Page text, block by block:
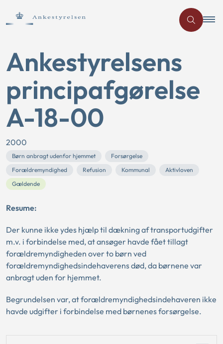
Ankestyrelsens
principafgørelse
A-18-00
2000
Børn anbragt udenfor hjemmet
Forsørgelse
Forældremyndighed
Refusion Kommunal
Aktivloven
Gældende
Resume:
Der kunne ikke ydes hjælp til dækning af transportudgifter
m.v. i forbindelse med, at ansøger havde fået tillagt
forældremyndigheden over to børn ved
forældremyndighedsindehaverens død, da børnene var
anbragt uden for hjemmet.
Begrundelsen var, at forældremyndighedsindehaveren ikke
havde udgifter i forbindelse med børnenes forsørgelse.